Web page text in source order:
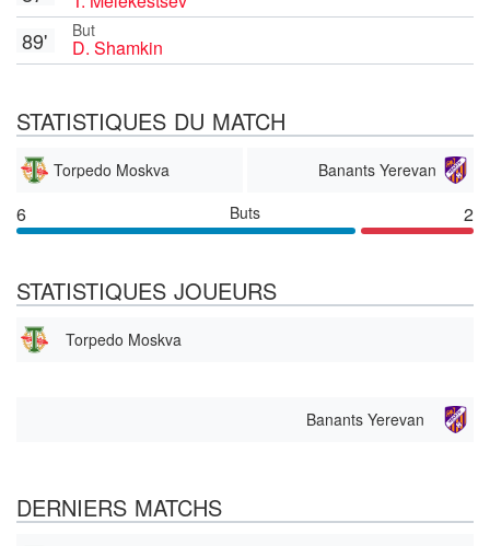
But
D. Shamkin
89'
STATISTIQUES DU MATCH
Torpedo Moskva Banants Yerevan
6 Buts 2
STATISTIQUES JOUEURS
Torpedo Moskva
Banants Yerevan
DERNIERS MATCHS